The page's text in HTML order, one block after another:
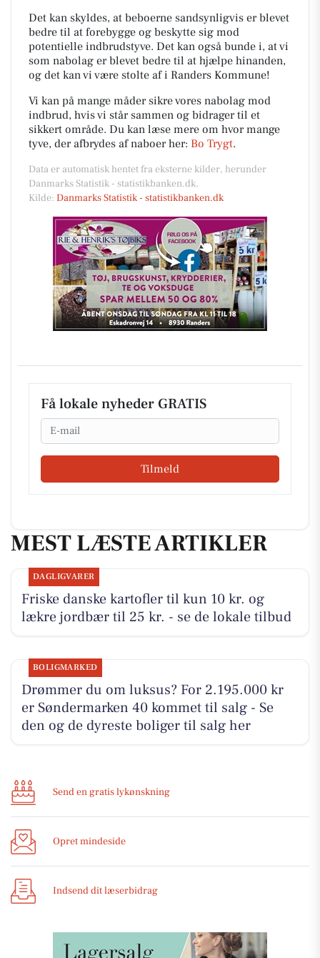
Det kan skyldes, at beboerne sandsynligvis er blevet
bedre til at forebygge og beskytte sig mod
potentielle indbrudstyve. Det kan også bunde i, at vi
som nabolag er blevet bedre til at hjælpe hinanden,
og det kan vi være stolte af i Randers Kommune!
Vi kan på mange måder sikre vores nabolag mod
indbrud, hvis vi står sammen og bidrager til et
sikkert område. Du kan læse mere om hvor mange
tyve, der afbrydes af naboer her: Bo Trygt.
Data er automatisk hentet fra eksterne kilder, herunder
Danmarks Statistik - statistikbanken.dk.
Kilde: Danmarks Statistik - statistikbanken.dk
Få lokale nyheder GRATIS
Email
Tilmeld
MEST LÆSTE ARTIKLER
DAGLIGVARER
Friske danske kartofler til kun 10 kr. og
lækre jordbær til 25 kr. - se de lokale tilbud
BOLIGMARKED
Drømmer du om luksus? For 2.195.000 kr
er Søndermarken 40 kommet til salg - Se
den og de dyreste boliger til salg her
Send en gratis lykønskning
Opret mindeside
Indsend dit læserbidrag